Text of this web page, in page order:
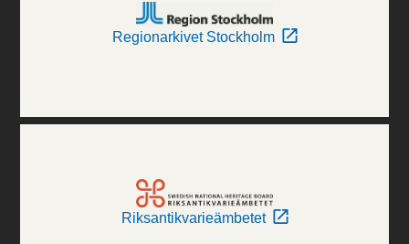
Regionarkivet Stockholm
Riksantikvarieämbetet